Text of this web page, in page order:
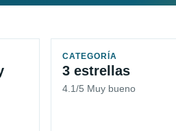
CATEGORÍA
3 estrellas
4.1/5 Muy bueno